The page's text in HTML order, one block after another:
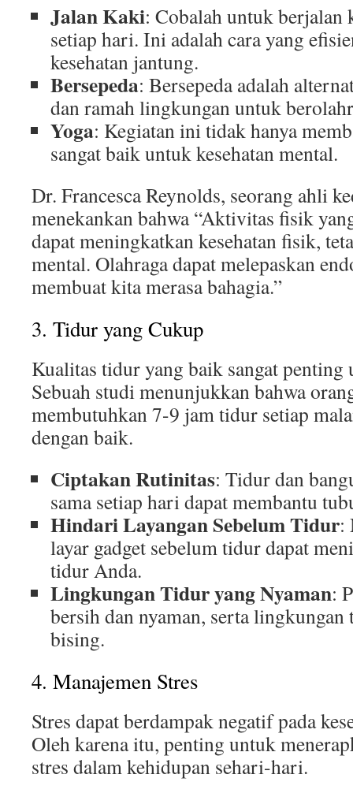
Jalan Kaki: Cobalah untuk berjalan
setiap hari. Ini adalah cara yang
kesehatan jantung.
Bersepeda: Bersepeda adalah
dan ramah lingkungan untuk
Yoga: Kegiatan ini tidak hanya
sangat baik untuk kesehatan mental.
Dr. Francesca Reynolds, seorang ahli
menekankan bahwa “Aktivitas fisik
dapat meningkatkan kesehatan fisik,
mental. Olahraga dapat melepaskan
membuat kita merasa bahagia.”
3. Tidur yang Cukup
Kualitas tidur yang baik sangat penting
Sebuah studi menunjukkan bahwa
membutuhkan 7-9 jam tidur setiap
dengan baik.
Ciptakan Rutinitas: Tidur dan
sama setiap hari dapat membantu
Hindari Layangan Sebelum Tidur:
layar gadget sebelum tidur dapat
tidur Anda.
Lingkungan Tidur yang Nyaman:
bersih dan nyaman, serta lingkungan
bising.
4. Manajemen Stres
Stres dapat berdampak negatif pada
Oleh karena itu, penting untuk
stres dalam kehidupan sehari-hari.